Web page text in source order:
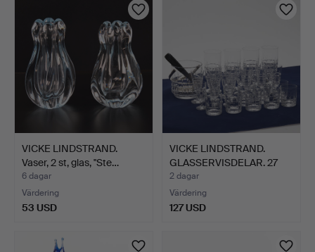
VICKE LINDSTRAND.
Vaser, 2 st, glas, ''Ste…
6 dagar
Värdering
53 USD
VICKE LINDSTRAND.
GLASSERVISDELAR. 27
dela…
2 dagar
Värdering
127 USD